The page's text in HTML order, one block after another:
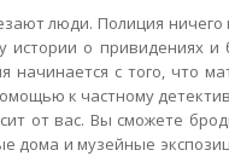
люди. Полиция
истории о привидениях и
начинается с того, что
к частному
от вас. Вы сможете
дома и музейные